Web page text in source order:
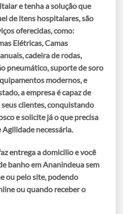
e tenha a solução que
de itens hospitalares, são
oferecidas, como:
Elétricas, Camas
cadeira de rodas,
pneumático, suporte de soro
modernos, e
a empresa é capaz de
clientes, conquistando
e solicite já o que precisa
necessária.
entrega a domicilio e você
banho em Ananindeuasem
ou pelo site, podendo
ou quando receber o